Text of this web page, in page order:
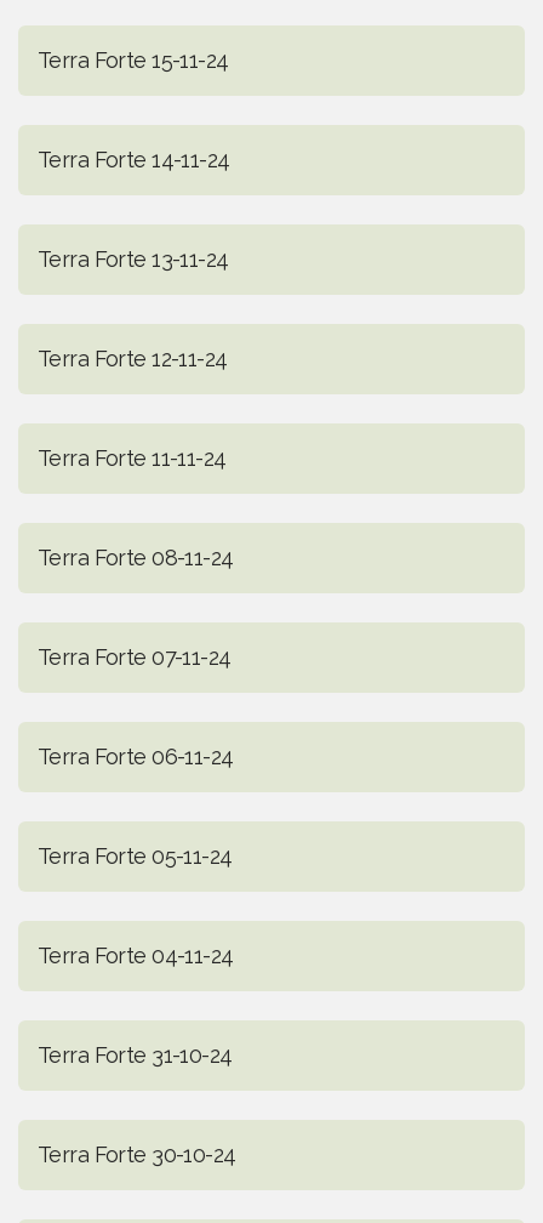
Terra Forte 15-11-24
Terra Forte 14-11-24
Terra Forte 13-11-24
Terra Forte 12-11-24
Terra Forte 11-11-24
Terra Forte 08-11-24
Terra Forte 07-11-24
Terra Forte 06-11-24
Terra Forte 05-11-24
Terra Forte 04-11-24
Terra Forte 31-10-24
Terra Forte 30-10-24